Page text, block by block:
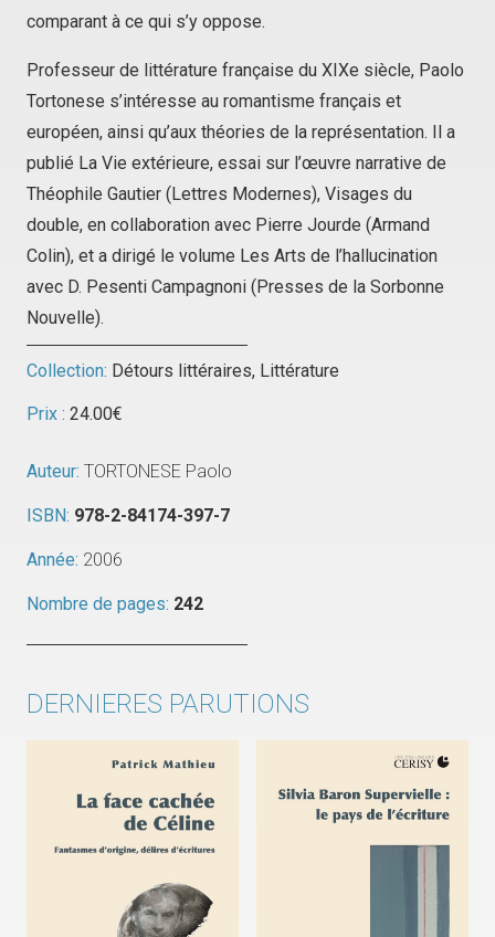
comparant à ce qui s’y oppose.
Professeur de littérature française du XIXe siècle, Paolo
Tortonese s’intéresse au romantisme français et
européen, ainsi qu’aux théories de la représentation. Il a
publié La Vie extérieure, essai sur l’œuvre narrative de
Théophile Gautier (Lettres Modernes), Visages du
double, en collaboration avec Pierre Jourde (Armand
Colin), et a dirigé le volume Les Arts de l’hallucination
avec D. Pesenti Campagnoni (Presses de la Sorbonne
Nouvelle).
Collection: Détours littéraires, Littérature
Prix : 24.00€
Auteur: TORTONESE Paolo
ISBN: 978-2-84174-397-7
Année: 2006
Nombre de pages: 242
DERNIERES PARUTIONS